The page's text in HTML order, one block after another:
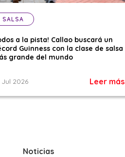
SALSA
a la pista! Callao buscará un
Guinness con la clase de salsa
grande del mundo
Jul 2026 Leer más
Noticias